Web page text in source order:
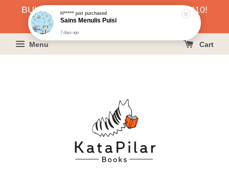
BUKU HARGA RAHMAH SERENDAH RM10!
KLIK SINI UNTUK PESAN!
Menu Cart
H*****just purchased
Sains Menulis Puisi
7 days ago